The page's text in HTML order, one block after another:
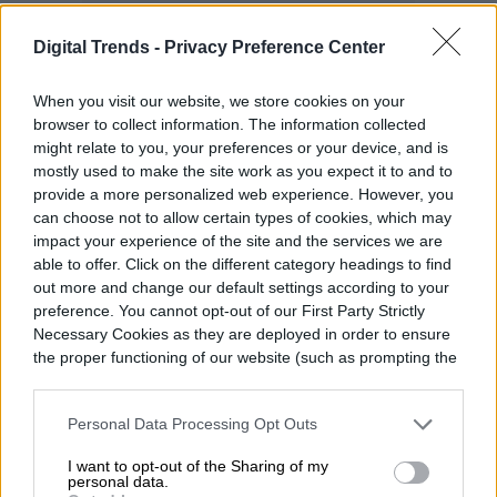
Digital Trends - Privacy Preference Center
When you visit our website, we store cookies on your
browser to collect information. The information collected
might relate to you, your preferences or your device, and is
mostly used to make the site work as you expect it to and to
provide a more personalized web experience. However, you
can choose not to allow certain types of cookies, which may
impact your experience of the site and the services we are
able to offer. Click on the different category headings to find
out more and change our default settings according to your
preference. You cannot opt-out of our First Party Strictly
Necessary Cookies as they are deployed in order to ensure
the proper functioning of our website (such as prompting the
Personal Data Processing Opt Outs
I want to opt-out of the Sharing of my
personal data.
Los nuevos clientes del servicio de Internet
Fios para consumidores de Verzion
también obtienen un año gratis de Disney
Plus con la oferta extendida a los clientes
nuevos y actuales de Verizon 5G Home
Internet.
En el pasado, servicios como Xbox Game
Pass Ultimate también incluían un mes de
Disney Plus si ya estabas registrado en el